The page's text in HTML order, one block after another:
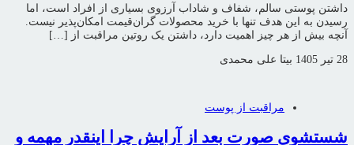
داشتن پوستی سالم، شفاف و شاداب آرزوی بسیاری از افراد است، اما
رسیدن به این هدف تنها با خرید محصولات گران‌قیمت امکان‌پذیر نیست.
آنچه بیش از هر چیز اهمیت دارد، داشتن یک روتین مراقبت از […]
28 تیر 1405 بیتا علی محمدی
مراقبت از پوست
شستشوی صورت بعد از آرایش چرا اینقدر مهمه و